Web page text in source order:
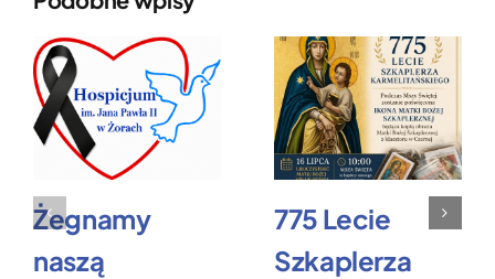
Żegnamy
naszą
775 Lecie
Szkaplerza